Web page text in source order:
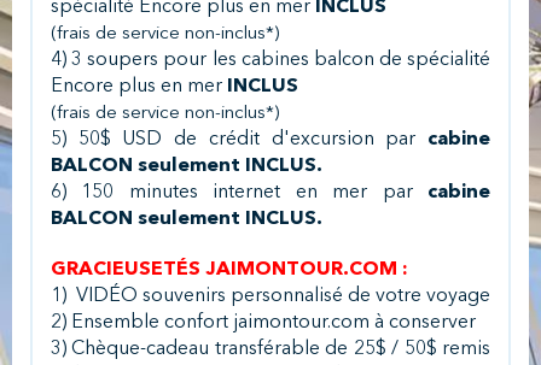
spécialité Encore plus en mer INCLUS
(frais de service non-inclus*)
4) 3 soupers pour les cabines balcon de spécialité
Encore plus en mer INCLUS
(frais de service non-inclus*)
5) 50$ USD de crédit d'excursion par cabine
BALCON seulement INCLUS.
6) 150 minutes internet en mer par cabine
BALCON seulement INCLUS.
GRACIEUSETÉS JAIMONTOUR.COM :
1) VIDÉO souvenirs personnalisé de votre voyage
2) Ensemble confort jaimontour.com à conserver
3)Chèque-cadeau transférable de 25$ / 50$ remis